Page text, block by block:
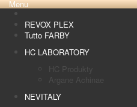
Menu
REVOX PLEX
Tutto FARBY
HC LABORATORY
HC Produkty
Argane Achinae
NEVITALY